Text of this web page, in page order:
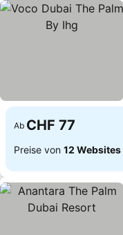
Ab CHF 77
Preise von 12 Websites